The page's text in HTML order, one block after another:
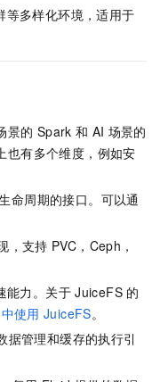
等多样化环境，适用于
景的 Spark 和 AI 场景的
也有多个维度，例如安
命周期的接口。可以通
，支持 PVC，Ceph，
能力。关于 JuiceFS 的
中使用 JuiceFS。
据管理和缓存的执行引